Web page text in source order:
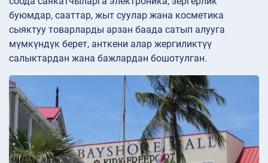
буюмдар, сааттар, жыт суулар жана косметика
сыяктуу товарларды арзан баада сатып алууга
мүмкүндүк берет, анткени алар жергиликтүү
салыктардан жана бажлардан бошотулган.